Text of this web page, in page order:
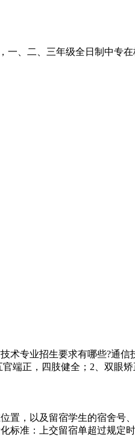
、二、三年级全日制中专
专业招生要求有哪些?通
端正，四肢健全；2、双眼
置，以及留宿学生的宿舍号
标准：上交留宿单超过规定